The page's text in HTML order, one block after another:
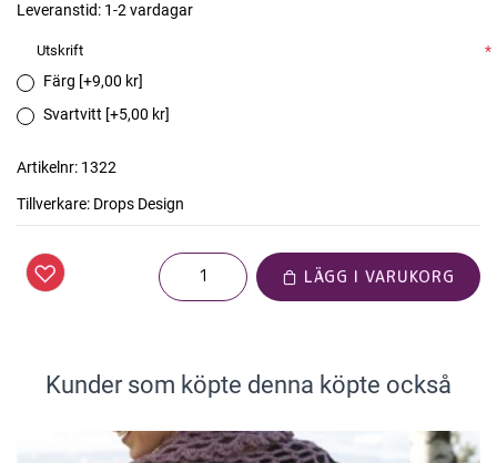
Leveranstid: 1-2 vardagar
Utskrift
*
Färg [+9,00 kr]
Svartvitt [+5,00 kr]
Artikelnr: 1322
Tillverkare: Drops Design
LÄGG I VARUKORG
Kunder som köpte denna köpte också